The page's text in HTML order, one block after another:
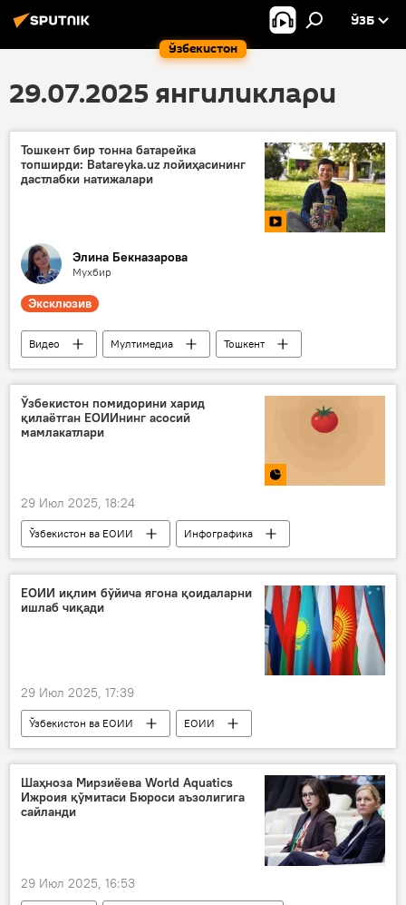
Ўзбекистон
ЎЗБ
29.07.2025 янгиликлари
Тошкент бир тонна батарейка
топширди: Batareyka.uz лойиҳасининг
дастлабки натижалари
Элина Бeкназарова
Мухбир
Эксклюзив
Видео Мултимедиа
Тошкент
экология
Ўзбекистон помидорини харид
қилаётган ЕОИИнинг асосий
мамлакатлари
29 Июл 2025, 18:24
Ўзбекистон ва ЕОИИ
Инфографика
Ўзбекистон
помидор
Россия
ЕОИИ
Миллий статистика қўмитаси
ЕОИИ иқлим бўйича ягона қоидаларни
ишлаб чиқади
29 Июл 2025, 17:39
Ўзбекистон ва ЕОИИ
ЕОИИ
иқлим ўзгариши
Жамият
Шаҳноза Мирзиёева World Aquatics
Ижроия қўмитаси Бюроси аъзолигига
сайланди
29 Июл 2025, 16:53